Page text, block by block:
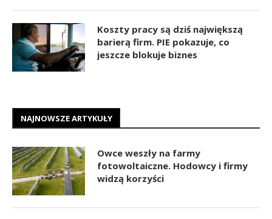
Koszty pracy są dziś największą
barierą firm. PIE pokazuje, co
jeszcze blokuje biznes
NAJNOWSZE ARTYKUŁY
Owce weszły na farmy
fotowoltaiczne. Hodowcy i firmy
widzą korzyści